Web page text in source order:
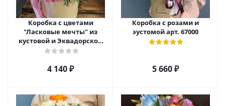
Коробка с цветами
"Ласковые мечты" из
кустовой и Эквадорской
розы, орхидеи и гербер
4 140₽
Коробка с розами и
эустомой арт. 67000
5 660₽